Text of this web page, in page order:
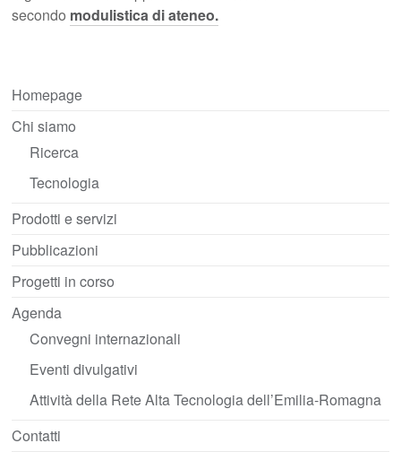
secondo modulistica di ateneo.
Homepage
Chi siamo
Ricerca
Tecnologia
Prodotti e servizi
Pubblicazioni
Progetti in corso
Agenda
Convegni internazionali
Eventi divulgativi
Attività della Rete Alta Tecnologia dell’Emilia-Romagna
Contatti